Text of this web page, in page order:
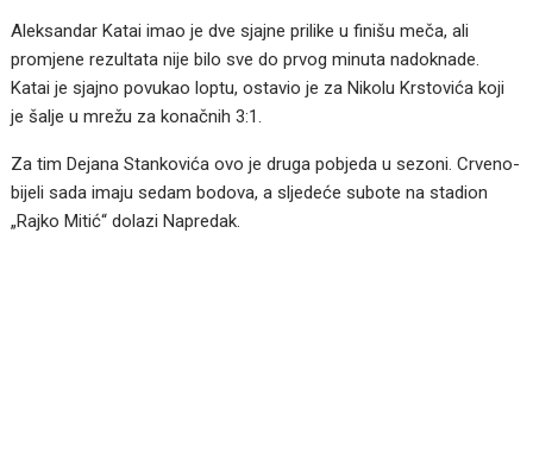
Aleksandar Katai imao je dve sjajne prilike u finišu meča, ali
promjene rezultata nije bilo sve do prvog minuta nadoknade.
Katai je sjajno povukao loptu, ostavio je za Nikolu Krstovića koji
je šalje u mrežu za konačnih 3:1.
Za tim Dejana Stankovića ovo je druga pobjeda u sezoni. Crveno-
bijeli sada imaju sedam bodova, a sljedeće subote na stadion
„Rajko Mitić“ dolazi Napredak.